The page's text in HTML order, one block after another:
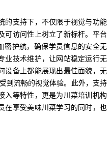
的支持下，不仅限于视觉与功能
可访问性上树立了新标杆。平台
密护航，确保学员信息的安全无
业技术维护，让网站稳定运行无
设备上都能展现出最佳面貌，无
到流畅的视觉体验。此外，支持
入等特性，更是为川菜培训机构
在享受美味川菜学习的同时，也